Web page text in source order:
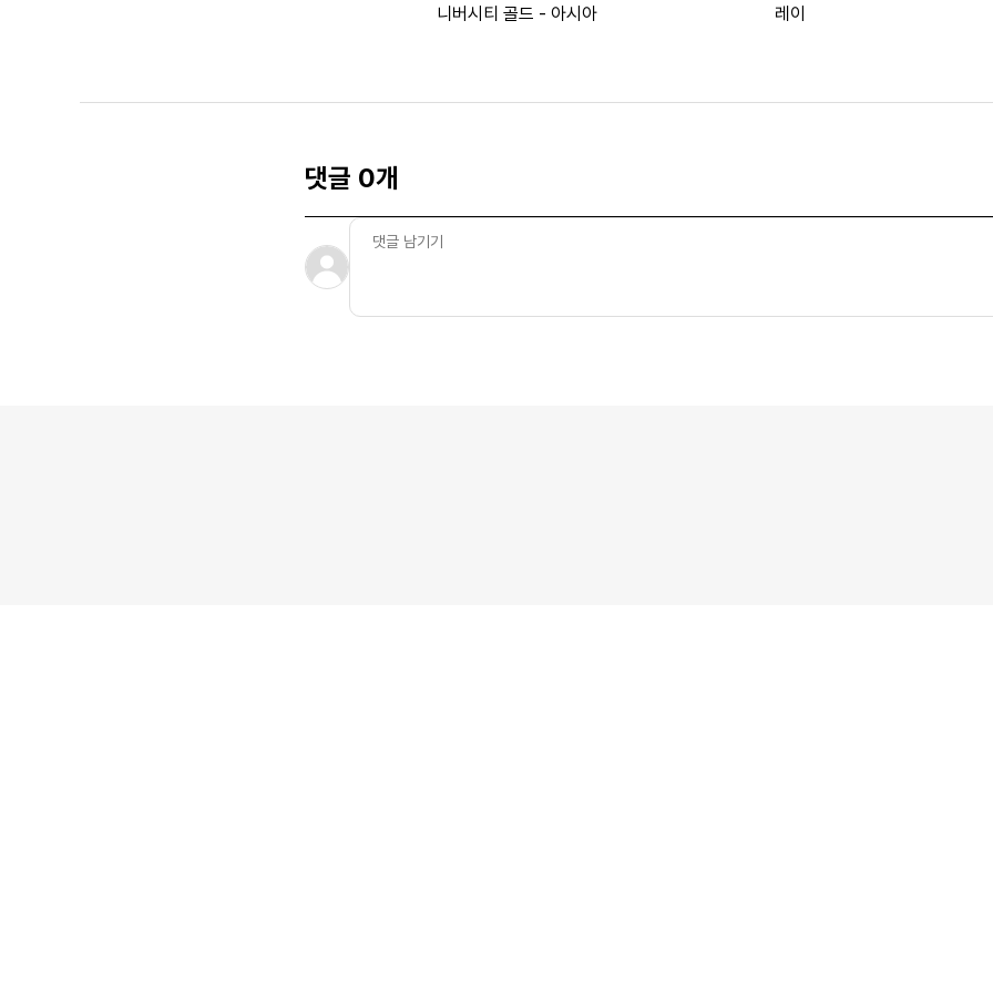
니버시티 골드 - 아시아
레이
댓글 0개